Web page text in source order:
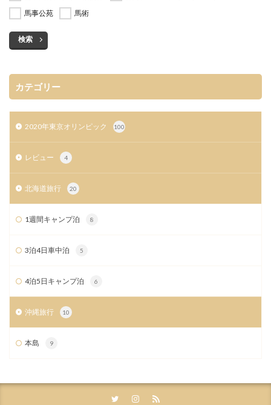
馬事公苑
馬術
検索
カテゴリー
2020年東京オリンピック 100
レビュー 4
北海道旅行 20
1週間キャンプ泊 8
3泊4日車中泊 5
4泊5日キャンプ泊 6
沖縄旅行 10
本島 9